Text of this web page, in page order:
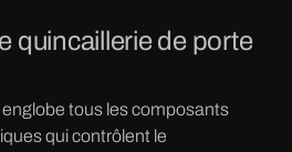
quincaillerie de porte
tous les composants
qui contrôlent le